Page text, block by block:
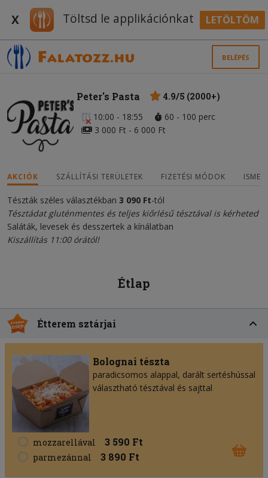
X Töltsd le applikációnkat LETÖLTÖM
BELÉPÉS
Peter's Pasta
4.9/5 (2000+)
10:00 - 18:55
60 - 100 perc
3 000 Ft - 6 000 Ft
AKCIÓK SZÁLLÍTÁSI TERÜLETEK FIZETÉSI MÓDOK
Tészták széles választékban 3 090 Ft-tól
Tésztádat gluténmentes és teljes kiőrlésű tésztával is kérheted
Saláták, levesek és desszertek a kínálatban
Kiszállítás 11:00 órától!
Étlap
Étterem sztárjai
Bolognai tészta
paradicsomos alappal, darált sertéshússal
választható tésztával és sajttal
mozzarellával 3 590 Ft
parmezánnal 3 890 Ft